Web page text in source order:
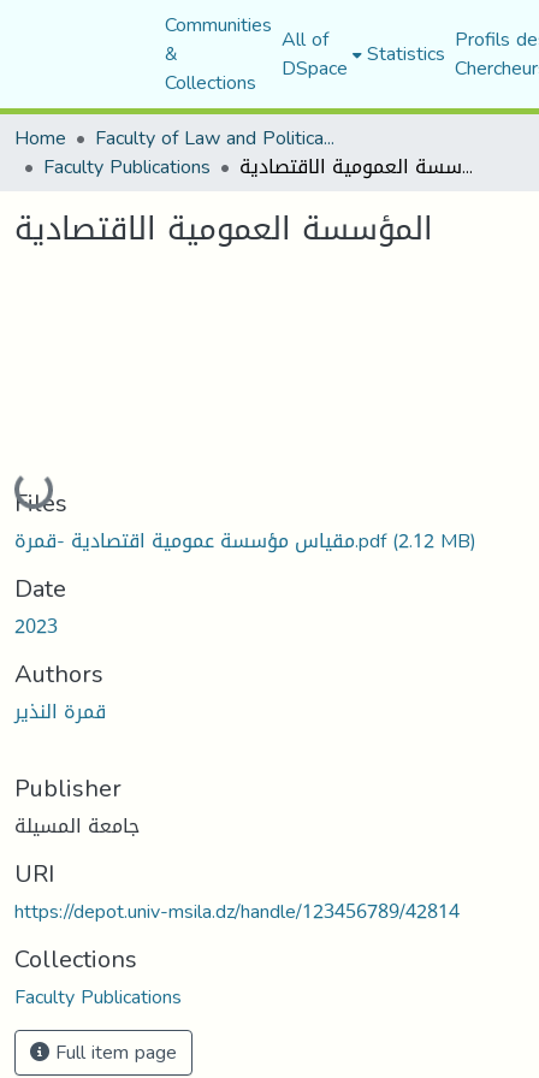
Communities
&
Collections
All of
DSpace Statistics Profils
Home
Faculty of Law and Political Science
Faculty Publications المؤسسة العمومية الاقتصادية
المؤسسة العمومية الاقتصادية
Loading...
Files
مقياس مؤسسة عمومية اقتصادية -قمرة.pdf(2.12 MB)
Date
2023
Authors
قمرة النذير
Publisher
جامعة المسيلة
URI
https://depot.univ-msila.dz/handle/123456789/42814
Collections
Faculty Publications
Full item page